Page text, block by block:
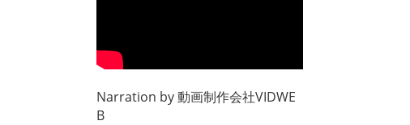
Narration by動画制作会社VIDWE
B